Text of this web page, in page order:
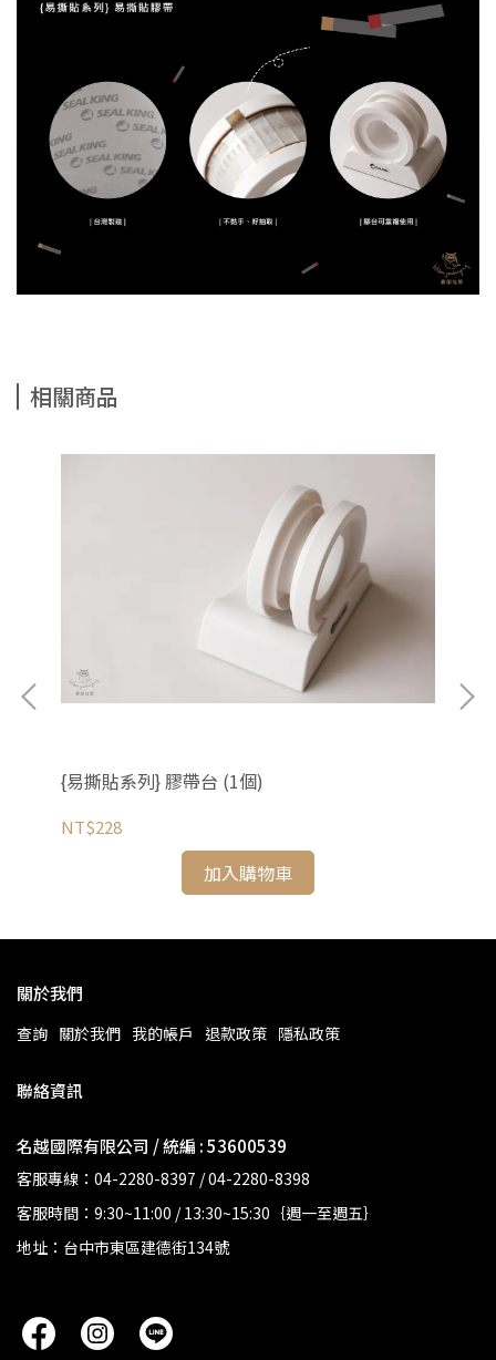
相關商品
{易撕貼系列} 膠帶台 (1個)
NT$228
加入購物車
關於我們
查詢 關於我們 我的帳戶 退款政策 隱私政策
聯絡資訊
名越國際有限公司 / 統編 : 53600539
客服專線：04-2280-8397 / 04-2280-8398
客服時間：9:30~11:00 / 13:30~15:30｛週一至週五｝
地址：台中市東區建德街134號